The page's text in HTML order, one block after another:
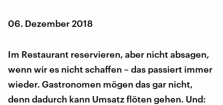
06. Dezember 2018
Im Restaurant reservieren, aber nicht absagen,
wenn wir es nicht schaffen – das passiert immer
wieder. Gastronomen mögen das gar nicht,
denn dadurch kann Umsatz flöten gehen. Und: